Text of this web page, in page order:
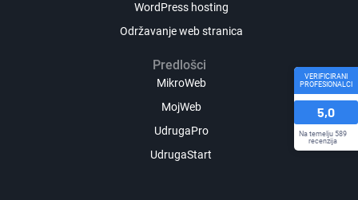
WordPress hosting
Održavanje web stranica
Predlošci
MikroWeb
MojWeb
UdrugaPro
UdrugaStart
VERIFICIRANI
PROFESIONALCI
5,0
Na temelju 589
recenzija